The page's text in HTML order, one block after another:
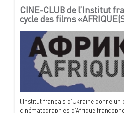
CINE-CLUB de l’Institut
cycle des films
l’Institut français d’Ukraine donne
cinématographies d’Afrique